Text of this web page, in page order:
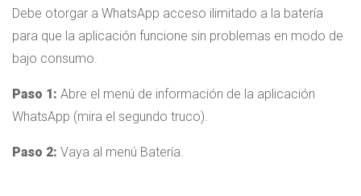
Debe otorgar a WhatsApp acceso ilimitado a la batería
para que la aplicación funcione sin problemas en modo de
bajo consumo.
Paso 1: Abre el menú de información de la aplicación
WhatsApp (mira el segundo truco).
Paso 2: Vaya al menú Batería.